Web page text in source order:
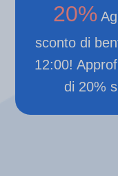
20%
sconto di
12:00!
di 20%